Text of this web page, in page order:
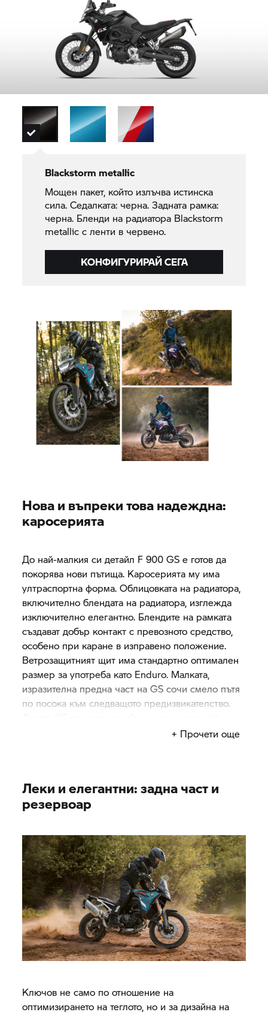
Blackstorm metallic
Мощен пакет, който излъчва истинска
сила. Седалката: черна. Задната рамка:
черна. Бленди на радиатора Blackstorm
metallic с ленти в червено.
КОНФИГУРИРАЙ СЕГА
Нова и въпреки това надеждна:
каросерията
До най-малкия си детайл F 900 GS е готов да
покорява нови пътища. Каросерията му има
ултраспортна форма. Облицовката на радиатора,
включително блендата на радиатора, изглежда
изключително елегантно. Блендите на рамката
създават добър контакт с превозното средство,
особено при каране в изправено положение.
Ветрозащитният щит има стандартно оптимален
размер за употреба като Enduro. Малката,
изразителна предна част на GS сочи смело пътя
по посока към следващото предизвикателство.
+ Прочети още
Леки и елегантни: задна част и
резервоар
Ключов не само по отношение на
оптимизирането на теглото, но и за дизайна на